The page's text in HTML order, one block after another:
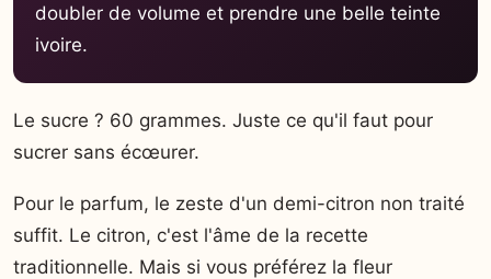
doubler de volume et prendre une belle teinte
ivoire.
Le sucre ? 60 grammes. Juste ce qu'il faut pour
sucrer sans écœurer.
Pour le parfum, le zeste d'un demi-citron non traité
suffit. Le citron, c'est l'âme de la recette
traditionnelle. Mais si vous préférez la fleur